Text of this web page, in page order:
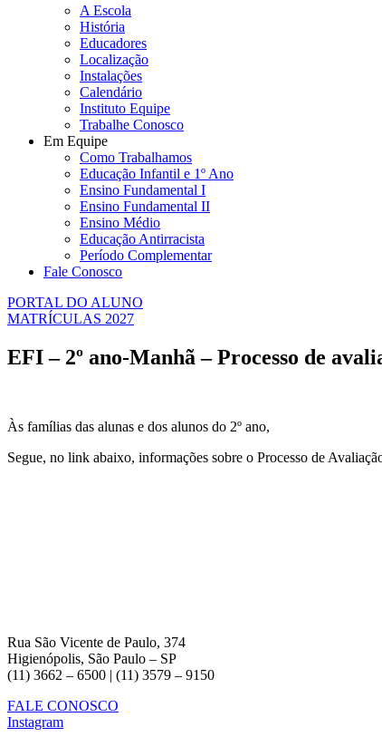
A Escola
História
Educadores
Localização
Instalações
Calendário
Instituto Equipe
Trabalhe Conosco
Em Equipe
Como Trabalhamos
Educação Infantil e 1º Ano
Ensino Fundamental I
Ensino Fundamental II
Ensino Médio
Educação Antirracista
Período Complementar
Fale Conosco
PORTAL DO ALUNO
MATRÍCULAS 2027
EFI – 2º ano-Manhã – Processo de
Às famílias das alunas e dos alunos do 2º ano,
Segue, no link abaixo, informações sobre o Processo de
Rua São Vicente de Paulo, 374
Higienópolis, São Paulo – SP
(11) 3662 – 6500 | (11) 3579 – 9150
FALE CONOSCO
Instagram